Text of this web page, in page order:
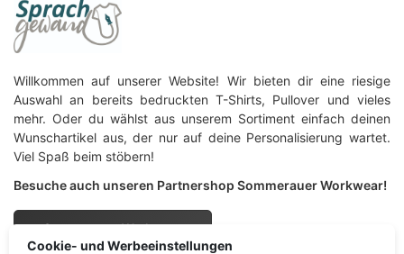
Cookie- und Werbeeinstellungen
Willkommen auf unserer Website! Wir bieten dir eine riesige
Auswahl an bereits bedruckten T-Shirts, Pullover und vieles
mehr. Oder du wählst aus unserem Sortiment einfach deinen
Wunschartikel aus, der nur auf deine Personalisierung wartet.
Viel Spaß beim stöbern!
Besuche auch unseren Partnershop Sommerauer Workwear!
Sommerauer Workwear